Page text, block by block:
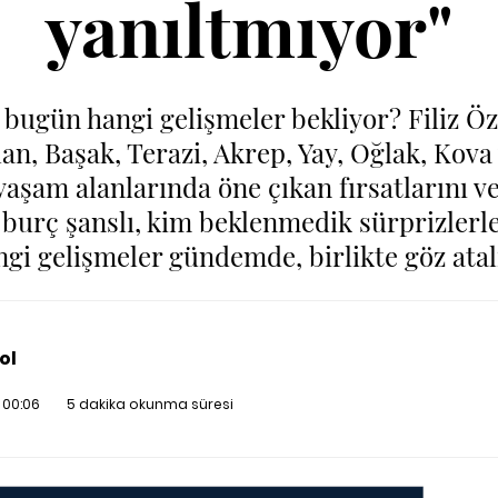
yanıltmıyor"
bugün hangi gelişmeler bekliyor? Filiz
Başak, Terazi, Akrep, Yay, Oğlak,
alanlarında öne çıkan fırsatlarını
şanslı, kim beklenmedik
gelişmeler gündemde, birlikte göz
5 dakika okunma süresi